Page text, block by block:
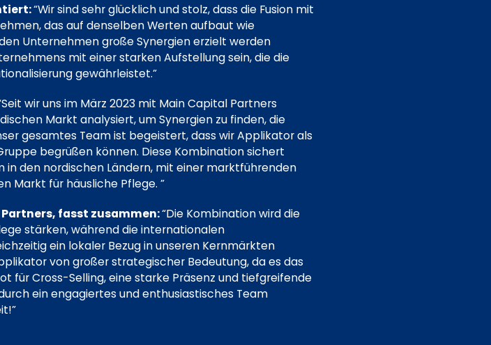
“Wir sind sehr glücklich und stolz, dass die Fusion mit
das auf denselben Werten aufbaut wie
Unternehmen große Synergien erzielt werden
mit einer starken Aufstellung sein, die die
gewährleistet.”
wir uns im März 2023 mit Main Capital Partners
Markt analysiert, um Synergien zu finden, die
gesamtes Team ist begeistert, dass wir Applikator als
begrüßen können. Diese Kombination sichert
den nordischen Ländern, mit einer marktführenden
Markt für häusliche Pflege. ”
fasst zusammen:“Die Kombination wird die
stärken, während die internationalen
ein lokaler Bezug in unseren Kernmärkten
von großer strategischer Bedeutung, da es das
für Cross-Selling, eine starke Präsenz und tiefgreifende
ein engagiertes und enthusiastisches Team